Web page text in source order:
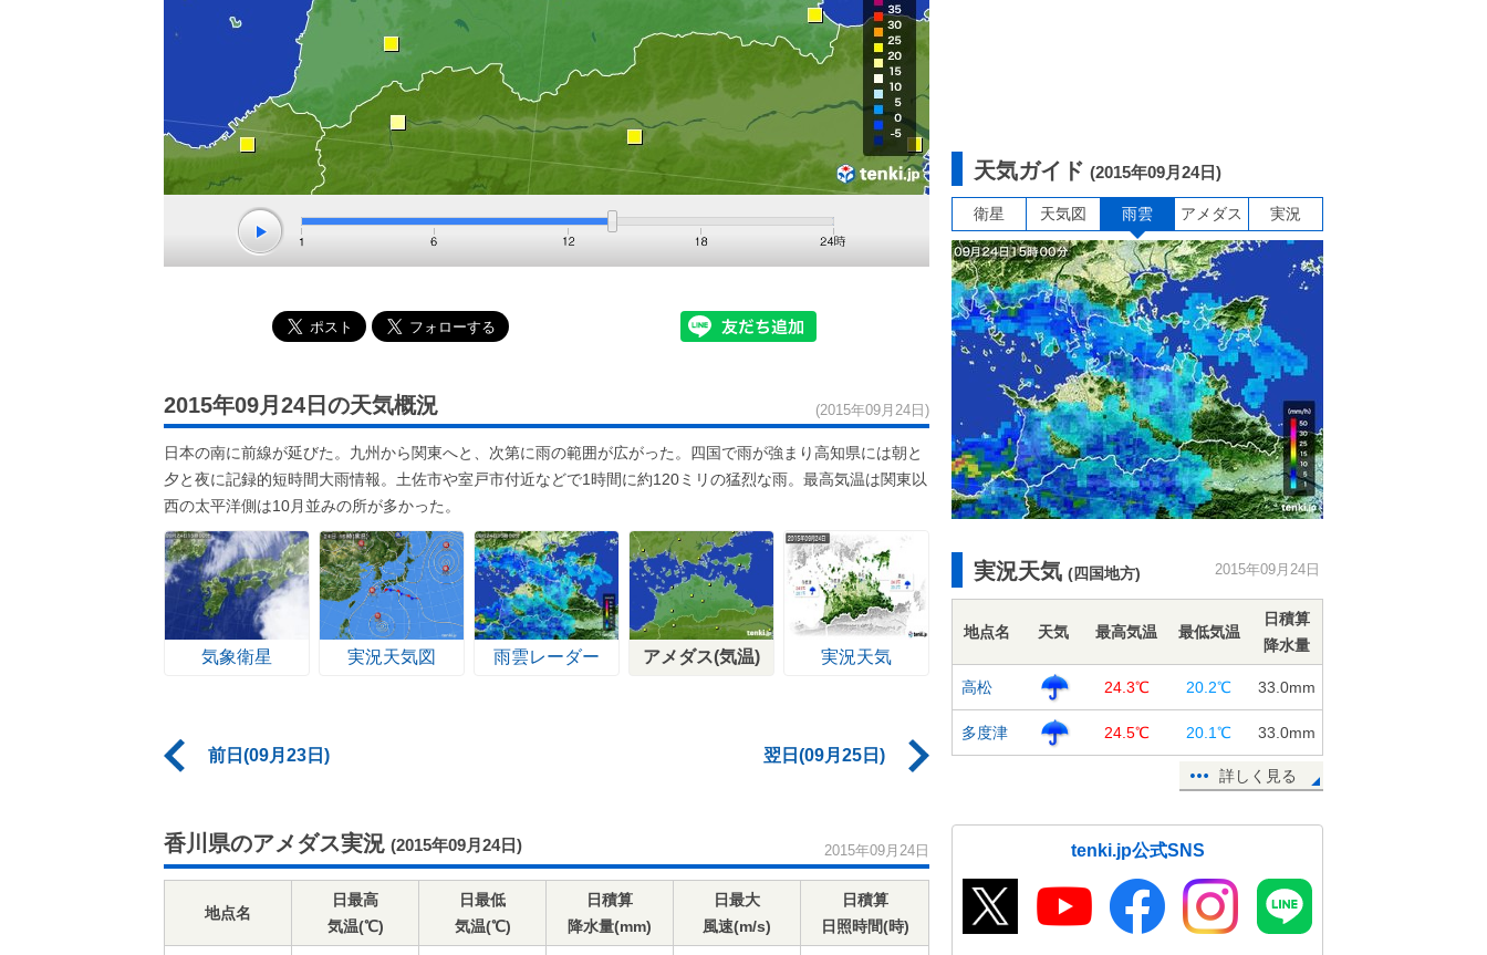
2015年09月24日の天気概況 (2015年09月24日)
日本の南に前線が延びた。九州から関東へと、次第に雨の範囲が広がった。四国で雨が強まり高知県には朝と
夕と夜に記録的短時間大雨情報。土佐市や室戸市付近などで1時間に約120ミリの猛烈な雨。最高気温は関東以
西の太平洋側は10月並みの所が多かった。
気象衛星 実況天気図 雨雲レーダー アメダス(気温) 実況天気
前日(09月23日) 翌日(09月25日)
香川県のアメダス実況 (2015年09月24日) 2015年09月24日
地点名
日最高
気温(℃)
日最低
気温(℃)
日積算
降水量(mm)
日最大
風速(m/s)
日積算
日照時間(時)
天気ガイド (2015年09月24日)
衛星 天気図 雨雲 アメダス 実況
実況天気 (四国地方) 2015年09月24日
地点名 天気 最高気温 最低気温
日積算
降水量
高松 24.3℃ 20.2℃ 33.0mm
多度津 24.5℃ 20.1℃ 33.0mm
詳しく見る
tenki.jp公式SNS